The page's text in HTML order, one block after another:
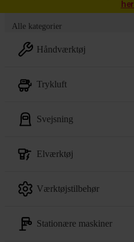
her
Alle kategorier
håndværktøj
trykluft
svejsning
elværktøj
værktøjstilbehør
stationære maskiner